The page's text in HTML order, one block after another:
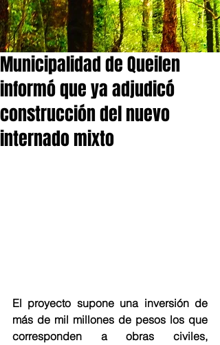
Municipalidad de Queilen
informó que ya adjudicó
construcción del nuevo
internado mixto
El proyecto supone una inversión de
más de mil millones de pesos los que
corresponden a obras civiles,